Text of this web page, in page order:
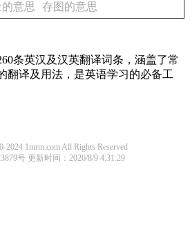
意思
存图的意思
条英汉及汉英翻译词条，涵盖了常
翻译及用法，是英语学习的必备工
2024 1mrm.com All Rights Reserved
号 更新时间：2026/8/9 4:31:29